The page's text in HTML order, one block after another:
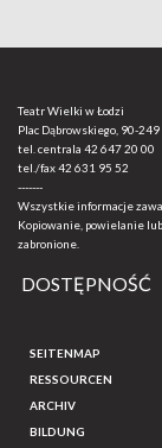
Teatr Wielki w Łodzi
Plac Dąbrowskiego, 90-249
tel. centrala 42 647 20 00
tel./fax42 631 95 52
-------
Wszystkie informacje
Kopiowanie, powielanie
zabronione.
DOSTĘPNOŚĆ
SEITENMAP
RESSOURCEN
ARCHIV
BILDUNG